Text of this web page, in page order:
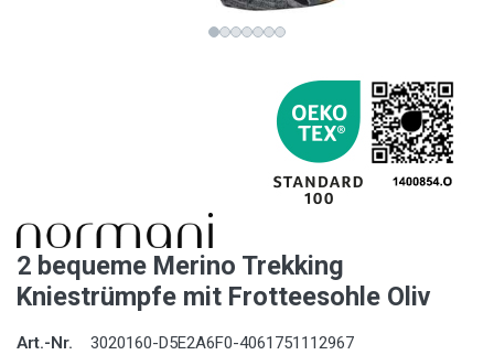
2 bequeme Merino Trekking
Kniestrümpfe mit Frotteesohle Oliv
Art.-Nr. 3020160-D5E2A6F0-4061751112967